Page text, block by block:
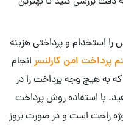
استخدام و پرداختی هزینه
پرداخت امن کارلنسر انجام
به هیچ وجه پرداخت را در
با استفاده روش پرداخت
راحت است و در صورت بروز